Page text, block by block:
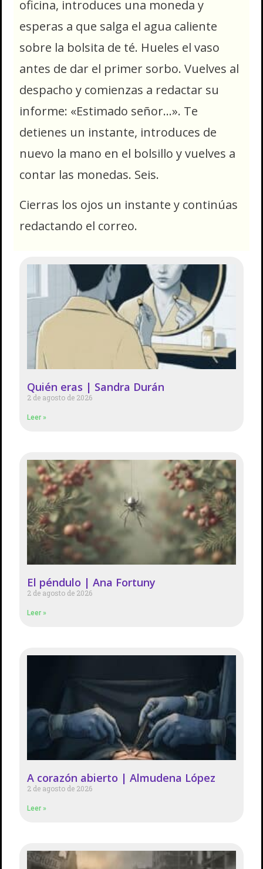
oficina, introduces una moneda y
esperas a que salga el agua caliente
sobre la bolsita de té. Hueles el vaso
antes de dar el primer sorbo. Vuelves al
despacho y comienzas a redactar su
informe: «Estimado señor…». Te
detienes un instante, introduces de
nuevo la mano en el bolsillo y vuelves a
contar las monedas. Seis.
Cierras los ojos un instante y continúas
redactando el correo.
Quién eras | Sandra Durán
2 de agosto de 2026
Leer »
El péndulo | Ana Fortuny
2 de agosto de 2026
Leer »
A corazón abierto | Almudena López
2 de agosto de 2026
Leer »